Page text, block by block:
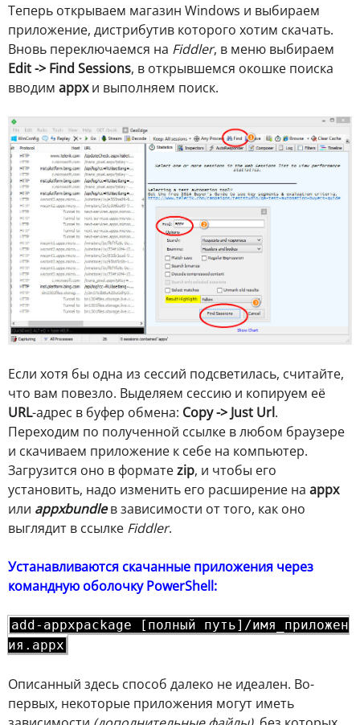
Теперь открываем магазин Windows и выбираем
приложение, дистрибутив которого хотим скачать.
Вновь переключаемся на Fiddler, в меню выбираем
Edit -> Find Sessions, в открывшемся окошке поиска
вводим appxи выполняем поиск.
Если хотя бы одна из сессий подсветилась, считайте,
что вам повезло. Выделяем сессию и копируем её
URL-адрес в буфер обмена: Copy -> Just Url.
Переходим по полученной ссылке в любом браузере
и скачиваем приложение к себе на компьютер.
Загрузится оно в форматеzip, и чтобы его
установить, надо изменить его расширение на appx
или appxbundleв зависимости от того, как оно
выглядит в ссылке Fiddler.
Устанавливаются скачанные приложения через
командную оболочку PowerShell:
add-appxpackage [полный путь]/имя_приложен
ия.appx
Описанный здесь способ далеко не идеален. Во-
первых, некоторые приложения могут иметь